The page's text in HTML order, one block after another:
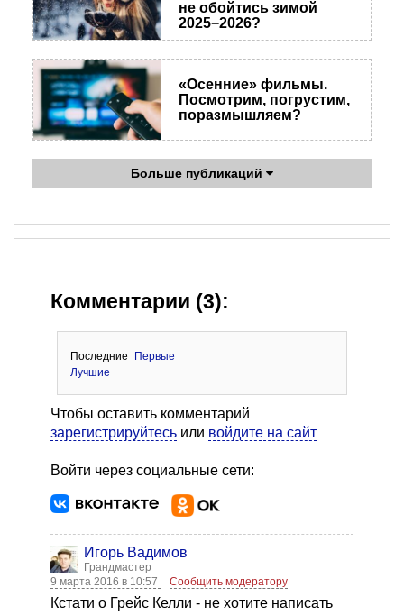
не обойтись зимой
2025−2026?
«Осенние» фильмы.
Посмотрим, погрустим,
поразмышляем?
Больше публикаций
Комментарии (3):
Последние
Первые
Лучшие
Чтобы оставить комментарий
зарегистрируйтесь или войдите на сайт
Войти через социальные сети:
Игорь Вадимов
Грандмастер
9 марта 2016 в 10:57
Сообщить модератору
Кстати о Грейс Келли - не хотите написать